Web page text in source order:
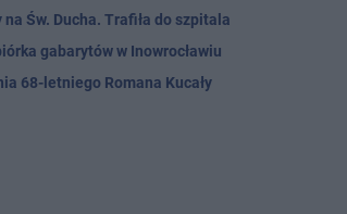
Św. Ducha. Trafiła do szpitala
gabarytów w Inowrocławiu
68-letniego Romana Kucały